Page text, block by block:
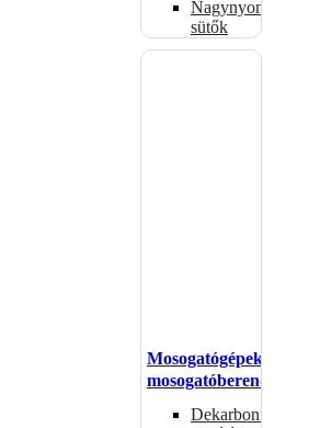
Nagynyomású
sütők
Mosogatógépek,
mosogatóberendezések
Dekarbonizáló